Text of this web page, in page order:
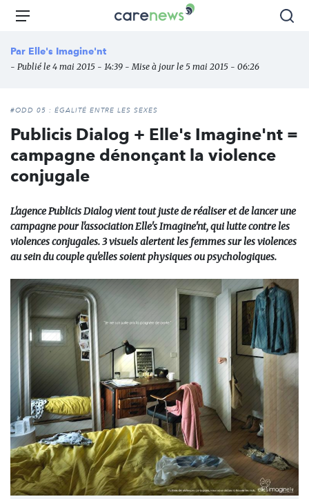
Aller
principal
Carenews,
des
l'engagement
Menu
Par Elle's Imagine'nt
- Publié le 4 mai 2015 - 14:39 - Mise à jour le 5 mai 2015 - 06:26
#ODD 05 : ÉGALITÉ ENTRE LES SEXES
Publicis Dialog + Elle's Imagine'nt =
campagne dénonçant la violence
conjugale
L'agence Publicis Dialog vient tout juste de réaliser et de lancer une
campagne pour l'association Elle's Imagine'nt, qui lutte contre les
violences conjugales. 3 visuels alertent les femmes sur les violences
au sein du couple qu'elles soient physiques ou psychologiques.